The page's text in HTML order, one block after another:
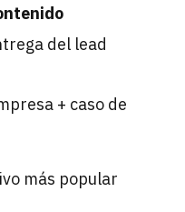
del lead
+ caso de
más popular